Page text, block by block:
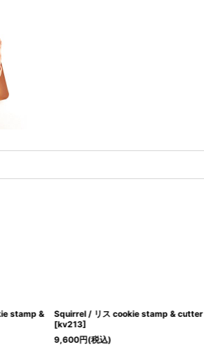
stamp &
Squirrel / リス cookie stamp & cutter
[kv213]
9,600円(税込)